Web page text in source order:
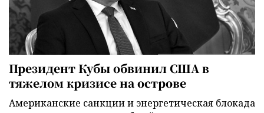
Президент Кубы обвинил США в
тяжелом кризисе на острове
Американские санкции и энергетическая блокада